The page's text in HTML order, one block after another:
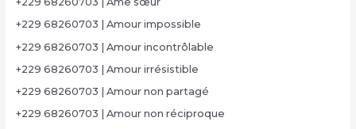
+229 68260703 | Amour impossible
+229 68260703 | Amour incontrôlable
+229 68260703 | Amour irrésistible
+229 68260703 | Amour non partagé
+229 68260703 | Amour non réciproque